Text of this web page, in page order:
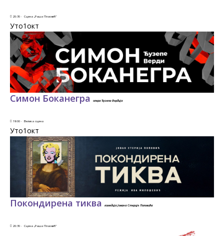
20:30 · Сцена „Раша Плаовић”
Уто1окт
Симон Боканегра опера Ђузепа Вердија
19:00 · Велика сцена
Уто1окт
Покондирена тиква комедија Јована Стерије Поповића
20:30 · Сцена „Раша Плаовић”